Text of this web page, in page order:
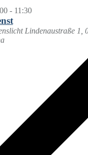
- 11:30
Lindenaustraße 1,